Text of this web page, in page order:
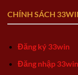
CHÍNH SÁCH
Đăng ký 33win
Đăng nhập 33win